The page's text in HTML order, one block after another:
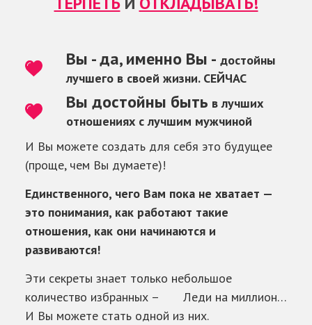
Вы - да, именно Вы - достойны
лучшего в своей жизни. СЕЙЧАС
Вы достойны быть в лучших
отношениях с лучшим мужчиной
И Вы можете создать для себя это будущее
(проще, чем Вы думаете)!
Единственного, чего Вам пока не хватает —
это понимания, как работают такие
отношения, как они начинаются и
развиваются!
Эти секреты знает только небольшое
количество избранных – Леди на миллион…
И Вы можете стать одной из них.